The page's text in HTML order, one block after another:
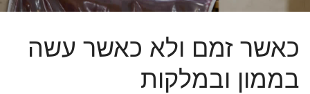
כאשר זמם ולא כאשר עשה
בממון ובמלקות